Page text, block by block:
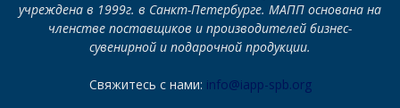
учреждена в 1999г. в Санкт-Петербурге. МАПП основана на
членстве поставщиков и производителей бизнес-
сувенирной и подарочной продукции.
Свяжитесь с нами: info@iapp-spb.org